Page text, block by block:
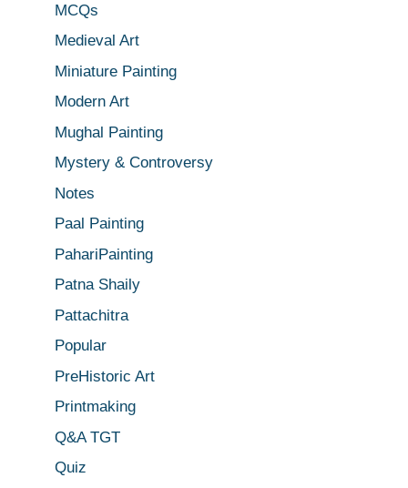
MCQs
Medieval Art
Miniature Painting
Modern Art
Mughal Painting
Mystery & Controversy
Notes
Paal Painting
PahariPainting
Patna Shaily
Pattachitra
Popular
PreHistoric Art
Printmaking
Q&A TGT
Quiz